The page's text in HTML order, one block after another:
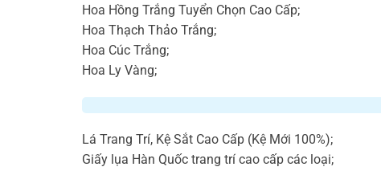
Hoa Hồng Trắng Tuyển Chọn Cao Cấp;
Hoa Thạch Thảo Trắng;
Hoa Cúc Trắng;
Hoa Ly Vàng;
Lá Trang Trí, Kệ Sắt Cao Cấp (Kệ Mới 100%);
Giấy lụa Hàn Quốc trang trí cao cấp các loại;